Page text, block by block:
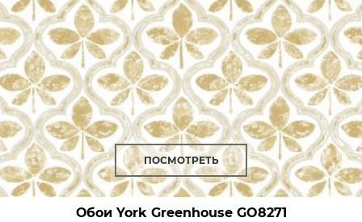
ПОСМОТРЕТЬ
Обои York GreenhouseGO8271